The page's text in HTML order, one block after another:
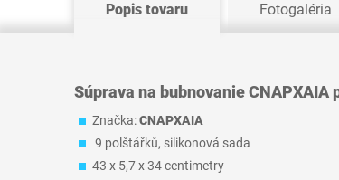
Popis tovaru Fotogaléria
Súprava na bubnovanie CNAPXAIA
Značka:CNAPXAIA
9 polštářků, silikonová sada
43 x 5,7 x 34 centimetry